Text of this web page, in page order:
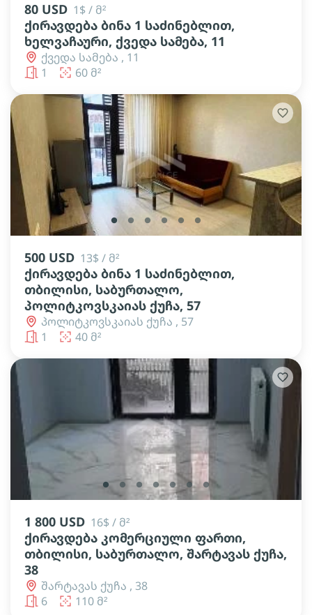
80 USD 1$ / მ²
ქირავდება ბინა 1 საძინებლით,
ხელვაჩაური, ქვედა სამება, 11
ქვედა სამება , 11
1
60 მ²
lens lens lens lens lens lens
500 USD 13$ / მ²
ქირავდება ბინა 1 საძინებლით,
თბილისი, საბურთალო,
პოლიტკოვსკაიას ქუჩა, 57
პოლიტკოვსკაიას ქუჩა , 57
1
40 მ²
lens lens lens lens lens lens lens
1 800 USD 16$ / მ²
ქირავდება კომერციული ფართი,
თბილისი, საბურთალო, შარტავას ქუჩა,
38
შარტავას ქუჩა , 38
6
110 მ²